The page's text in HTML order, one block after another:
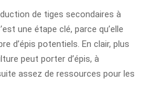
de tiges secondaires à
une étape clé, parce qu’elle
d’épis potentiels. En clair, plus
peut porter d’épis, à
assez de ressources pour les